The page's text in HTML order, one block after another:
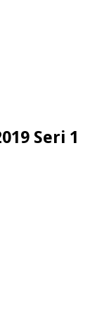
Seri 1